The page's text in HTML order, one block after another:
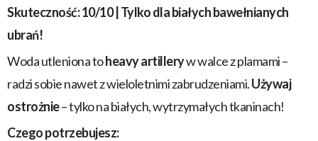
Skuteczność: 10/10 | Tylko dla białych bawełnianych
ubrań!
Woda utleniona toheavy artilleryw walce z plamami –
radzi sobie nawet z wieloletnimi zabrudzeniami.Używaj
ostrożnie– tylko na białych, wytrzymałych tkaninach!
Czego potrzebujesz: